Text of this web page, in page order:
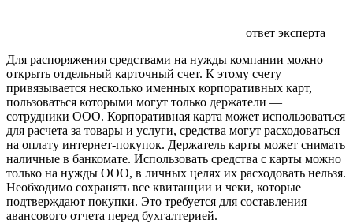
ответ эксперта
Для распоряжения средствами на нужды компании можно
открыть отдельный карточный счет. К этому счету
привязывается несколько именных корпоративных карт,
пользоваться которыми могут только держатели —
сотрудники ООО. Корпоративная карта может использоваться
для расчета за товары и услуги, средства могут расходоваться
на оплату интернет-покупок. Держатель карты может снимать
наличные в банкомате. Использовать средства с карты можно
только на нужды ООО, в личных целях их расходовать нельзя.
Необходимо сохранять все квитанции и чеки, которые
подтверждают покупки. Это требуется для составления
авансового отчета перед бухгалтерией.